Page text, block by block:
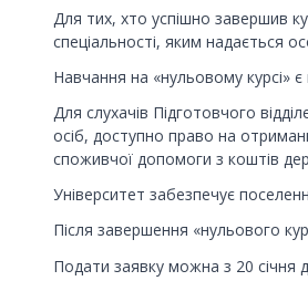
Для тих, хто успішно завершив
спеціальності, яким надається
Навчання на «нульовому курсі»
Для слухачів Підготовчого
осіб, доступно право на
споживчої допомоги з коштів
Університет забезпечує
Після завершення «нульового
Подати заявку можна з 20